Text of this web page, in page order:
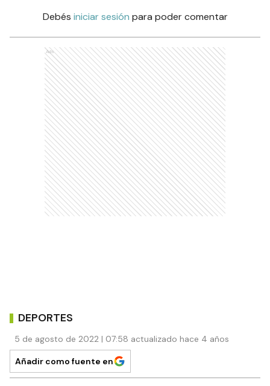
Debés iniciar sesión para poder comentar
Ads
DEPORTES
5 de agosto de 2022 | 07:58 actualizado hace 4 años
Añadir como fuente en